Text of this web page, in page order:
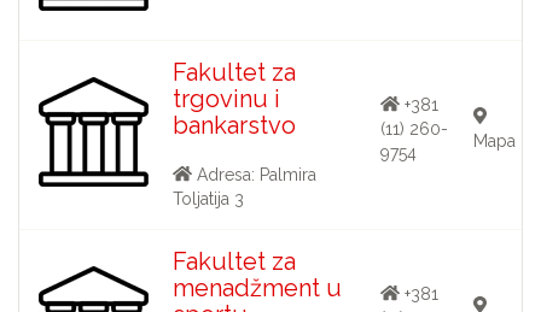
Fakultet za
trgovinu i
bankarstvo
Adresa: Palmira
Toljatija 3
+381
(11) 260-
9754
Mapa
Fakultet za
menadžment u
+381